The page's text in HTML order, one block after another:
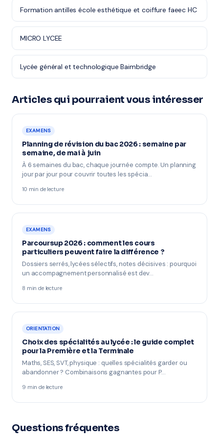
Formation antilles école esthétique et coiffure faeec HC
MICRO LYCEE
Lycée général et technologique Baimbridge
Articles qui pourraient vous intéresser
EXAMENS
Planning de révision du bac 2026 : semaine par
semaine, de mai à juin
À 6 semaines du bac, chaque journée compte. Un planning
jour par jour pour couvrir toutes les spécia…
10 min de lecture
EXAMENS
Parcoursup 2026 : comment les cours
particuliers peuvent faire la différence ?
Dossiers serrés, lycées sélectifs, notes décisives : pourquoi
un accompagnement personnalisé est dev…
8 min de lecture
ORIENTATION
Choix des spécialités au lycée : le guide complet
pour la Première et la Terminale
Maths, SES, SVT, physique : quelles spécialités garder ou
abandonner ? Combinaisons gagnantes pour P…
9 min de lecture
Questions fréquentes